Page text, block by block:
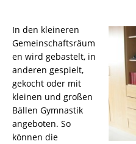
In den kleineren
Gemeinschaftsräum
en wird gebastelt, in
anderen gespielt,
gekocht oder mit
kleinen und großen
Bällen Gymnastik
angeboten. So
können die